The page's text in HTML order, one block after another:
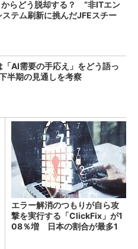
からどう脱却する？ “非ITエン
ステム刷新に挑んだJFEスチー
AI需要の手応え」をどう語っ
期の見通しを考察
エラー解消のつもりが自ら攻
撃を実行する「ClickFix」が1
08％増 日本の割合が最多1